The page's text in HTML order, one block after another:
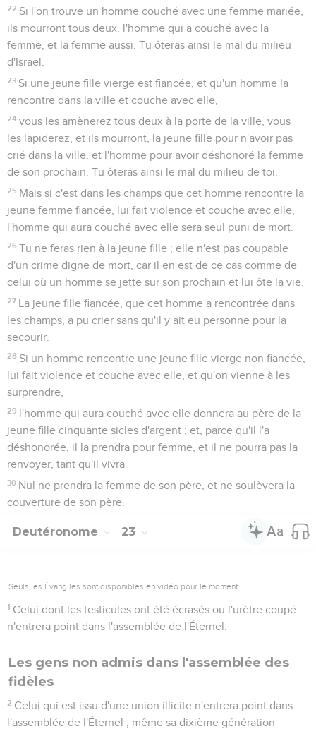
22 Si l'on trouve un homme couché avec une femme mariée,
ils mourront tous deux, l'homme qui a couché avec la
femme, et la femme aussi. Tu ôteras ainsi le mal du milieu
d'Israël.
23 Si une jeune fille vierge est fiancée, et qu'un homme la
rencontre dans la ville et couche avec elle,
24 vous les amènerez tous deux à la porte de la ville, vous
les lapiderez, et ils mourront, la jeune fille pour n'avoir pas
crié dans la ville, et l'homme pour avoir déshonoré la femme
de son prochain. Tu ôteras ainsi le mal du milieu de toi.
25 Mais si c'est dans les champs que cet homme rencontre la
jeune femme fiancée, lui fait violence et couche avec elle,
l'homme qui aura couché avec elle sera seul puni de mort.
26 Tu ne feras rien à la jeune fille ; elle n'est pas coupable
d'un crime digne de mort, car il en est de ce cas comme de
celui où un homme se jette sur son prochain et lui ôte la vie.
27 La jeune fille fiancée, que cet homme a rencontrée dans
les champs, a pu crier sans qu'il y ait eu personne pour la
secourir.
28 Si un homme rencontre une jeune fille vierge non fiancée,
lui fait violence et couche avec elle, et qu'on vienne à les
surprendre,
29 l'homme qui aura couché avec elle donnera au père de la
jeune fille cinquante sicles d'argent ; et, parce qu'il l'a
déshonorée, il la prendra pour femme, et il ne pourra pas la
renvoyer, tant qu'il vivra.
30 Nul ne prendra la femme de son père, et ne soulèvera la
couverture de son père.
Deutéronome 23
Seuls les Évangiles sont disponibles en vidéo pour le moment.
1 Celui dont les testicules ont été écrasés ou l'urètre coupé
n'entrera point dans l'assemblée de l'Éternel.
Les gens non admis dans l'assemblée des
fidèles
2 Celui qui est issu d'une union illicite n'entrera point dans
l'assemblée de l'Éternel ; même sa dixième génération